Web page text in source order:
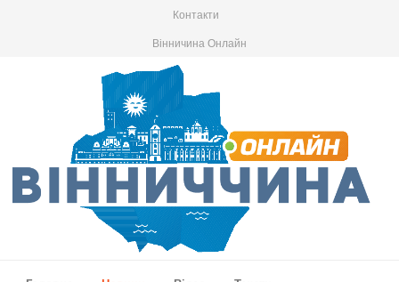
Контакти
Вінничина Онлайн